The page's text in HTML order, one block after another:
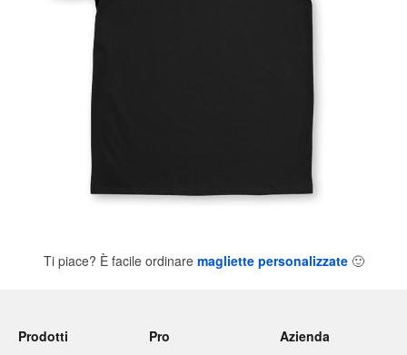
Ti piace? È facile ordinare magliette personalizzate 🙂
Prodotti
Pro
Azienda